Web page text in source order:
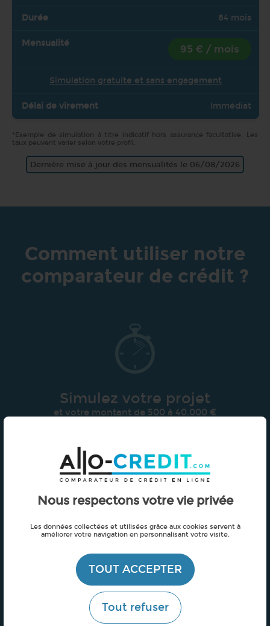
Nous respectons votre vie privée
Les données collectées et utilisées grâce aux cookies servent à
améliorer votre navigation en personnalisant votre visite.
TOUT ACCEPTER
Tout refuser
84 mois
95 € / mois
Simulation gratuite et sans engagement
Immédiat
*Exemple de simulation à titre indicatif hors assurance facultative. Les
taux peuvent varier selon votre profil.
Dernière mise à jour des mensualités le 06/08/2026
Comment utiliser notre
comparateur de crédit ?
Simulez votre projet
et votre montant de 500 à 40.000 €
qui correspondent à votre besoin